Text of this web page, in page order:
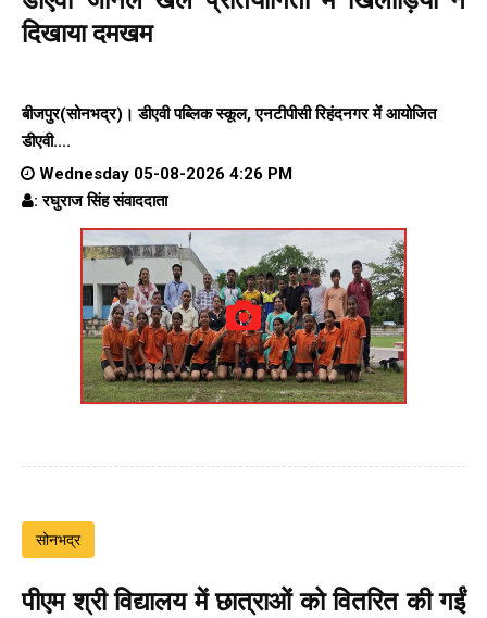
दिखाया दमखम
बीजपुर(सोनभद्र)। डीएवी पब्लिक स्कूल, एनटीपीसी रिहंदनगर में आयोजित
डीएवी....
Wednesday 05-08-2026 4:26 PM
: रघुराज सिंह संवाददाता
सोनभद्र
पीएम श्री विद्यालय में छात्राओं को वितरित की गईं